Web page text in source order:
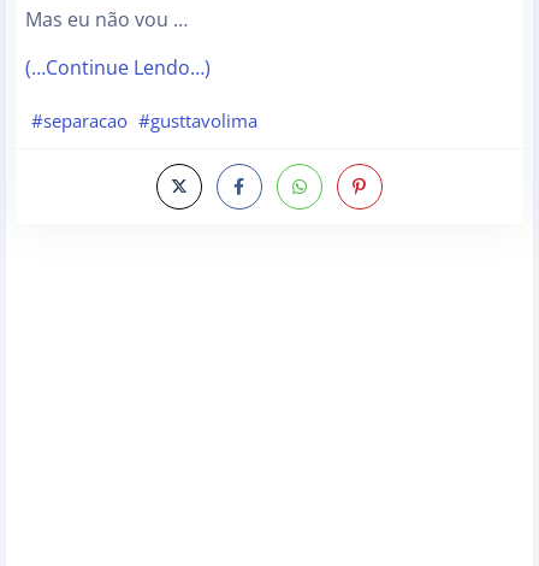
Mas eu não vou …
(…Continue Lendo…)
#separacao #gusttavolima